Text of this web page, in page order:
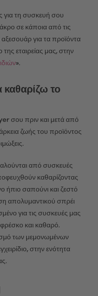
για τη συσκευή σου
σε κάποια από τις
για τα προϊόντα
εταιρείας μας, στην
».
καθαρίζω το
σου πριν και μετά από
ζωής του προϊόντος
από συσκευές
καθαρίζοντας
ήπιο σαπούνι και ζεστό
απολυμαντικού σπρέι
για τις συσκευές μας
και καθαρό.
των μεμονωμένων
στην ενότητα